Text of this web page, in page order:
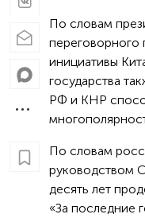
По словам
переговорного
инициативы
государства
РФ и КНР
По словам
руководством
десять лет
«За последние